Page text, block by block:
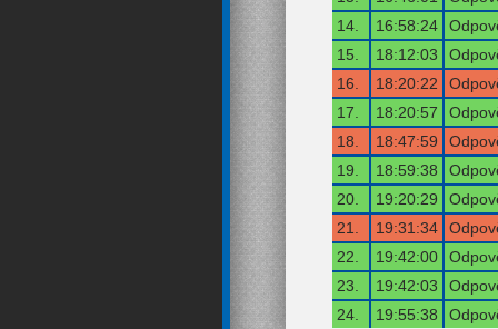
14.
16:58:24
15.
18:12:03
16.
18:20:22
17.
18:20:57
18.
18:47:59
19.
18:59:38
20.
19:20:29
21.
19:31:34
22.
19:42:00
23.
19:42:03
24.
19:55:38